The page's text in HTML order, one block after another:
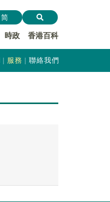
時政 香港百科
简
服務 聯絡我們